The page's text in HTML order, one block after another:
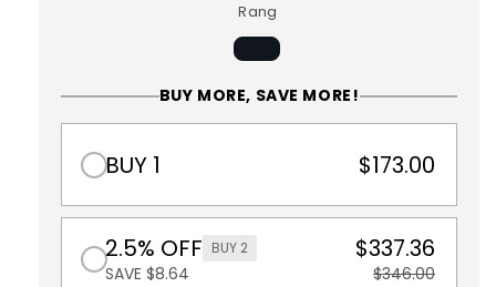
Rang
BUY MORE, SAVE MORE!
BUY 1 $173.00
2.5% OFF BUY 2
SAVE $8.64
$337.36
$346.00